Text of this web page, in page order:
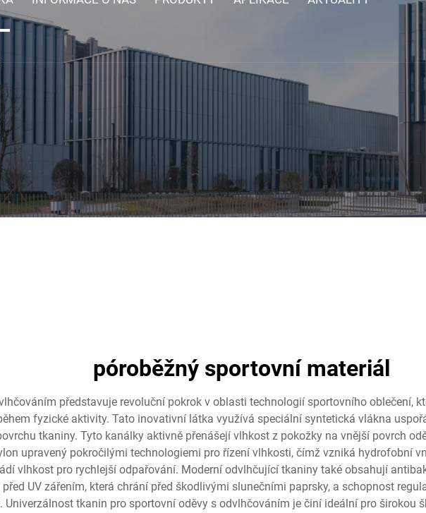
póroběžný sportovní materiál
představuje revoluční pokrok v oblasti technologií sportovního oblečení,
fyzické aktivity. Tato inovativní látka využívá speciální syntetická vlákna
tkaniny. Tyto kanálky aktivně přenášejí vlhkost z pokožky na vnější povrch
upravený pokročilými technologiemi pro řízení vlhkosti, čímž vzniká hydrofobní
vlhkost pro rychlejší odpařování. Moderní odvlhčující tkaniny také obsahují
UV zářením, která chrání před škodlivými slunečními paprsky, a schopnost
tkanin pro sportovní oděvy s odvlhčováním je činí ideální pro širokou